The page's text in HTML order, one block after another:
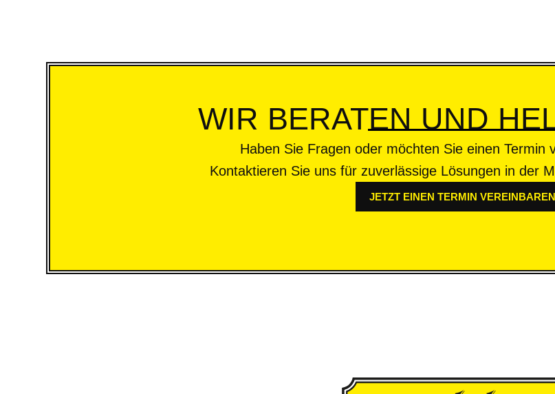
WIR BERATEN UND
Haben Sie Fragen oder möchten Sie einen Termin
Kontaktieren Sie uns für zuverlässige Lösungen in der
JETZT EINEN TERMIN VEREINBAREN